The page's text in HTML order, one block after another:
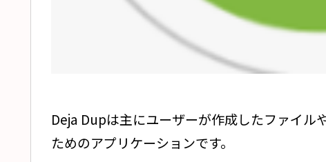
Deja Dupは主にユーザーが作成したファイル
ためのアプリケーションです。